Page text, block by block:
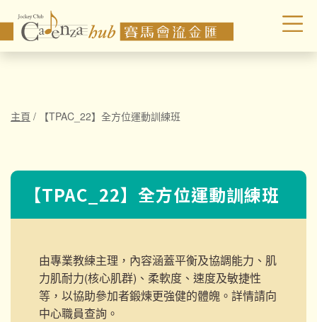
主頁 / 【TPAC_22】全方位運動訓練班
【TPAC_22】全方位運動訓練班
由專業教練主理，內容涵蓋平衡及協調能力、肌
力肌耐力(核心肌群)、柔軟度、速度及敏捷性
等，以協助參加者鍛煉更強健的體魄。詳情請向
中心職員查詢。